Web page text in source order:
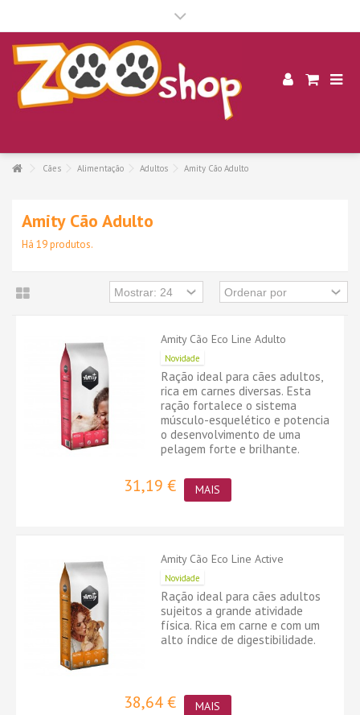
Cães Alimentação Adultos Amity Cão Adulto
Amity Cão Adulto
Há 19 produtos.
Amity Cão Eco Line Adulto
Novidade
Ração ideal para cães adultos,
rica em carnes diversas. Esta
ração fortalece o sistema
músculo-esquelético e potencia
o desenvolvimento de uma
pelagem forte e brilhante.
31,19 € MAIS
Amity Cão Eco Line Active
Novidade
Ração ideal para cães adultos
sujeitos a grande atividade
física. Rica em carne e com um
alto índice de digestibilidade.
38,64 € MAIS